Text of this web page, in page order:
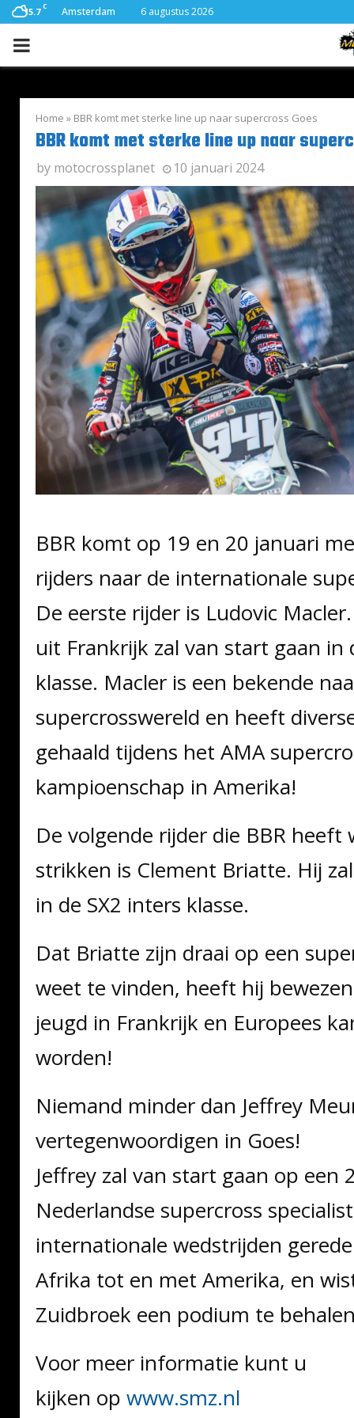
15.7 C Amsterdam 6 augustus 2026
PRIMARY
Home » BBR komt met sterke line up naar supercross Goes
BBR komt met sterke line up naar
by motocrossplanet 10 januari 2024
BBR komt op 19 en 20 januari
rijders naar de internationale
De eerste rijder is Ludovic
uit Frankrijk zal van start gaan in
klasse. Macler is een bekende
supercrosswereld en heeft
gehaald tijdens het AMA
kampioenschap in Amerika!
De volgende rijder die BBR heeft
strikken is Clement Briatte. Hij
in de SX2 inters klasse.
Dat Briatte zijn draai op een
weet te vinden, heeft hij
jeugd in Frankrijk en Europees
worden!
Niemand minder dan Jeffrey
vertegenwoordigen in Goes!
Jeffrey zal van start gaan op een
Nederlandse supercross
internationale wedstrijden
Afrika tot en met Amerika, en
Zuidbroek een podium te
Voor meer informatie kunt u
kijken op www.smz.nl